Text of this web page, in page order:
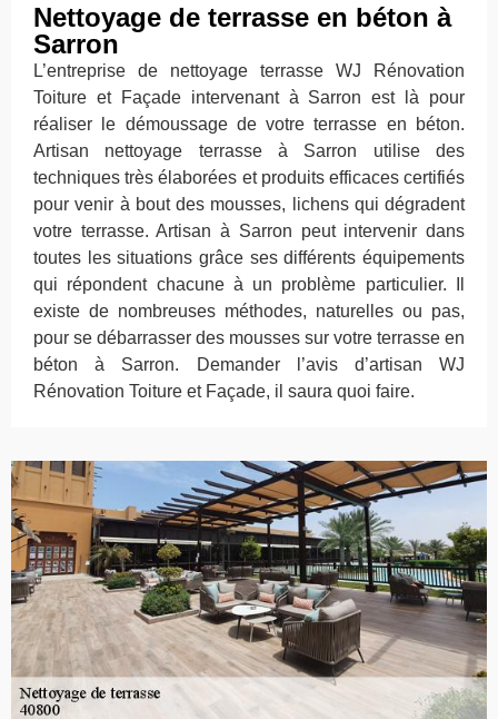
Nettoyage de terrasse en béton à
Sarron
L’entreprise de nettoyage terrasse WJ Rénovation
Toiture et Façade intervenant à Sarron est là pour
réaliser le démoussage de votre terrasse en béton.
Artisan nettoyage terrasse à Sarron utilise des
techniques très élaborées et produits efficaces certifiés
pour venir à bout des mousses, lichens qui dégradent
votre terrasse. Artisan à Sarron peut intervenir dans
toutes les situations grâce ses différents équipements
qui répondent chacune à un problème particulier. Il
existe de nombreuses méthodes, naturelles ou pas,
pour se débarrasser des mousses sur votre terrasse en
béton à Sarron. Demander l’avis d’artisan WJ
Rénovation Toiture et Façade, il saura quoi faire.